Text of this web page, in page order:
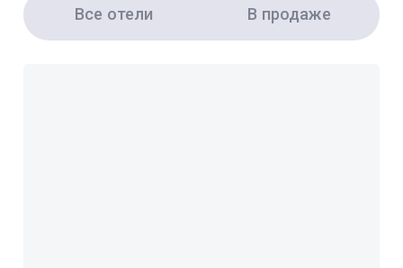
Все отели В продаже